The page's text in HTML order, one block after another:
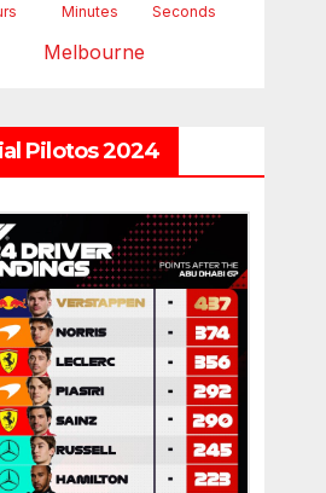
Minutes Seconds
Melbourne
Pilotos 2024